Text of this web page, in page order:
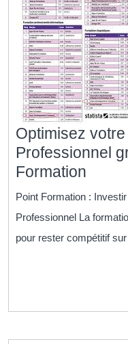
Optimisez
Professionnel
Formation
votre
grâce
Point Formation :
Professionnel La
pour rester compétitif